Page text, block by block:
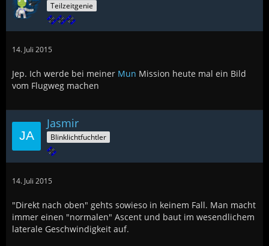
Teilzeitgenie
14. Juli 2015
Jep. Ich werde bei meiner Mun Mission heute mal ein Bild
vom Flugweg machen
Jasmir
Blinklichtfuchtler
14. Juli 2015
"Direkt nach oben" gehts sowieso in keinem Fall. Man macht
immer einen "normalen" Ascent und baut im wesendlichem
laterale Geschwindigkeit auf.